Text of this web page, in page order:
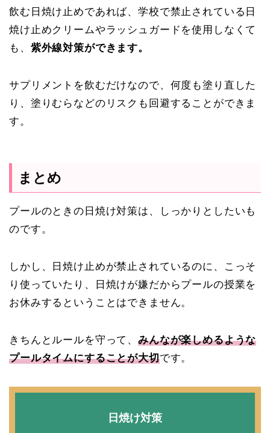
飲む日焼け止めであれば、学校で禁止されている日
焼け止めクリームやラッシュガードを使用しなくて
も、 紫外線対策ができます。
サプリメントを飲むだけなので、何度も塗り直した
り、塗りむらなどのリスクも回避することができま
す。
まとめ
プールのときの日焼け対策は、しっかりとしたいも
のです。
しかし、日焼け止めが禁止されているのに、こっそ
り使っていたり、日焼けが嫌だからプールの授業を
お休みするということはできません。
きちんとルールを守って、みんなが楽しめるような
プールタイムにすることが大切です。
日焼け対策